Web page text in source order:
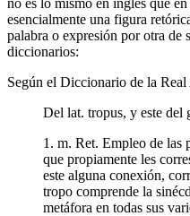
esencialmente una figura
palabra o expresión por otra de
diccionarios:
Según el Diccionario de la Real
Del lat. tropus, y este del
1. m. Ret. Empleo de las
que propiamente les
este alguna conexión,
tropo comprende la
metáfora en todas sus